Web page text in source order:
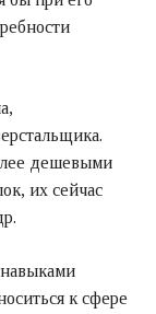
дешевыми
их сейчас
к сфере